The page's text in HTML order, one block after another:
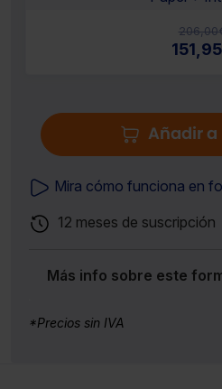
206,00
151,95
Añadir
Mira cómo funciona en
12 meses de suscripción
Más info sobre este
*Precios sin IVA